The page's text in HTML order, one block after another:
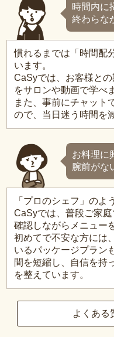
時間内に
終わらな
慣れるまでは「時間配
います。
CaSyでは、お客様と
をサロンや動画で学べ
また、事前にチャット
ので、当日迷う時間を
お料理に
腕前がな
「プロのシェフ」のよ
CaSyでは、普段ご家
確認しながらメニュー
初めてで不安な方には
いるパッケージプラン
間を短縮し、自信を持
を整えています。
よくある